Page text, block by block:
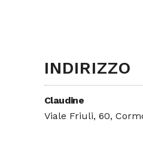
INDIRIZZO
Claudine
Viale Friuli, 60,